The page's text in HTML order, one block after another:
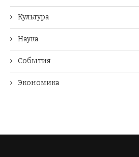
Культура
Наука
События
Экономика